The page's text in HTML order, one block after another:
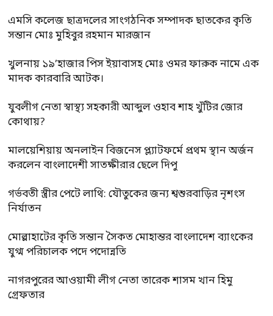
এমসি কলেজ ছাত্রদলের সাংগঠনিক সম্পাদক ছাতকের কৃতি
সন্তান মোঃ মুহিবুর রহমান মারজান
খুলনায় ১৯’হাজার পিস ইয়াবাসহ মোঃ ওমর ফারুক নামে এক
মাদক কারবারি আটক।
যুবলীগ নেতা স্বাস্থ্য সহকারী আব্দুল ওহাব শাহ খুঁটির জোর
কোথায়?
মালয়েশিয়ায় অনলাইন বিজনেস প্ল্যাটফর্মে প্রথম স্থান অর্জন
করলেন বাংলাদেশী সাতক্ষীরার ছেলে দিপু
গর্ভবতী স্ত্রীর পেটে লাথি: যৌতুকের জন্য শ্বশুরবাড়ির নৃশংস
নির্যাতন
মোল্লাহাটের কৃতি সন্তান সৈকত মোহান্তর বাংলাদেশ ব্যাংকের
যুগ্ম পরিচালক পদে পদোন্নতি
নাগরপুরের আওয়ামী লীগ নেতা তারেক শাসম খান হিমু
গ্রেফতার